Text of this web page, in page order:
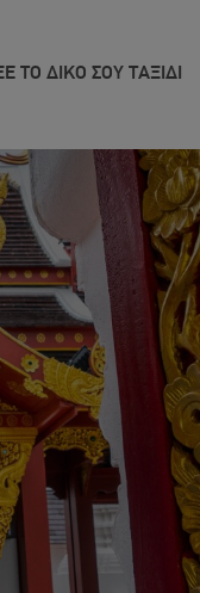
ΤΟ ΔΙΚΟ ΣΟΥ ΤΑΞΙΔΙ